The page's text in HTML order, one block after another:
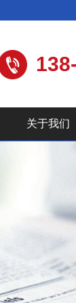
关于我们